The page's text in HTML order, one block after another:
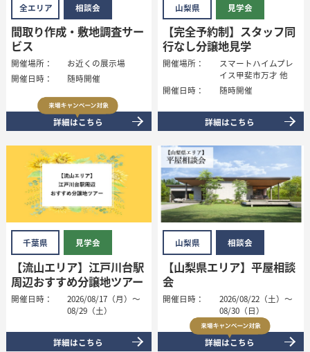
全エリア 相談会
間取り作成・敷地調査サー
ビス
開催場所：
お近くの展示場
開催日時：
随時開催
詳細はこちら
山梨県 見学会
【完全予約制】スタッフ同
行なし分譲地見学
開催場所：
スマートハイムプレ
イス甲斐市万才 他
開催日時：
随時開催
詳細はこちら
千葉県 見学会
【流山エリア】江戸川台駅
周辺おすすめ分譲地ツアー
開催日時：
2026/08/17（月）～
08/29（土）
詳細はこちら
山梨県 相談会
【山梨県エリア】平屋相談
会
開催日時：
2026/08/22（土）～
08/30（日）
詳細はこちら